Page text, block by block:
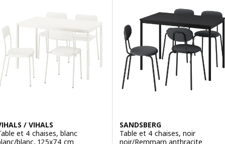
/ VIHALS
et 4 chaises, blanc
blanc, 125x74 cm
SANDSBERG
Table et 4 chaises, noir
noir/Remmarn anthracite